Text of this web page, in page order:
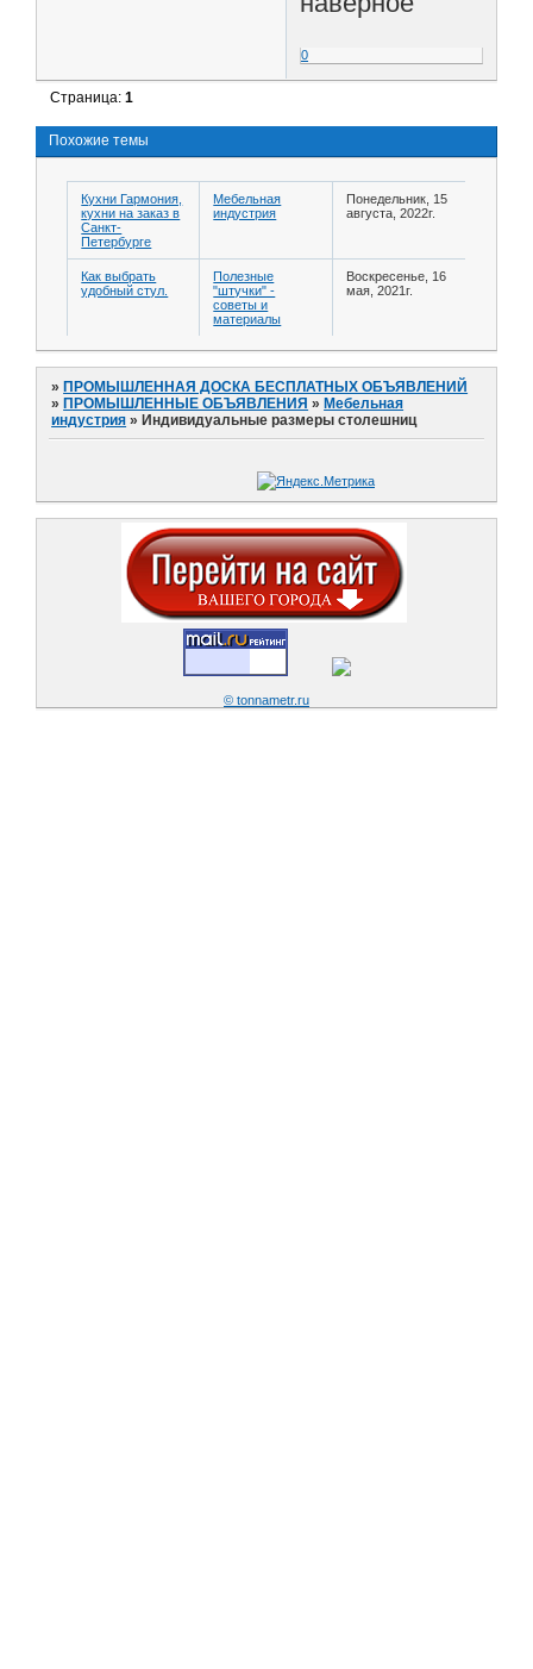
0
Страница:1
Похожие темы
Кухни Гармония,
кухни на заказ в
Санкт-
Петербурге
Мебельная
индустрия
Понедельник, 15
августа, 2022г.
Как выбрать
удобный стул.
Полезные
"штучки" -
советы и
материалы
Воскресенье, 16
мая, 2021г.
» ПРОМЫШЛЕННАЯ ДОСКА БЕСПЛАТНЫХ ОБЪЯВЛЕНИЙ
» ПРОМЫШЛЕННЫЕ ОБЪЯВЛЕНИЯ » Мебельная
индустрия » Индивидуальные размеры столешниц
© tonnametr.ru